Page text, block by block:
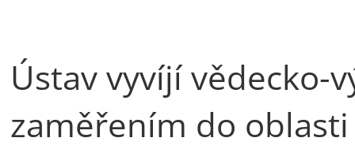
Ústav vyvíjí vědecko-
zaměřením do